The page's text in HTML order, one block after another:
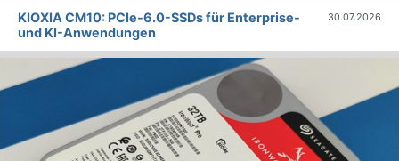
KIOXIA CM10: PCIe-6.0-SSDs für Enterprise-
und KI-Anwendungen
30.07.2026